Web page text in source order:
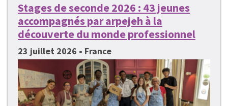
Stages de seconde 2026 : 43 jeunes
accompagnés par arpejeh à la
découverte du monde professionnel
23 juillet 2026 • France